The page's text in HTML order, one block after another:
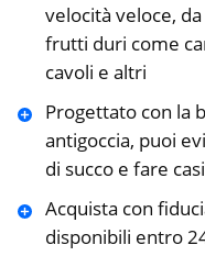
velocità veloce,
frutti duri come
cavoli e altri
Progettato con la
antigoccia, puoi
di succo e fare
Acquista con
disponibili entro